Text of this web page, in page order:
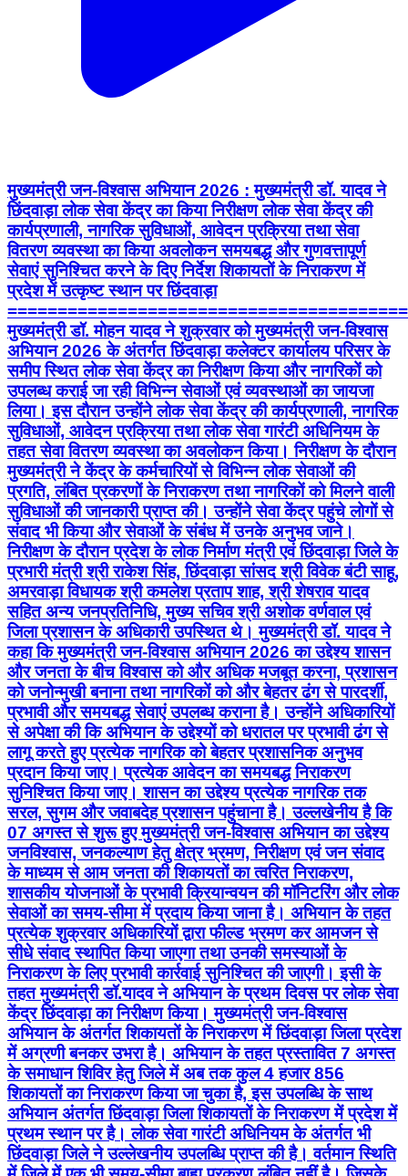
मुख्यमंत्री जन-विश्वास अभियान 2026 : मुख्यमंत्री डॉ. यादव ने
छिंदवाड़ा लोक सेवा केंद्र का किया निरीक्षण लोक सेवा केंद्र की
कार्यप्रणाली, नागरिक सुविधाओं, आवेदन प्रक्रिया तथा सेवा
वितरण व्यवस्था का किया अवलोकन समयबद्ध और गुणवत्तापूर्ण
सेवाएं सुनिश्चित करने के दिए निर्देश शिकायतों के निराकरण में
प्रदेश में उत्कृष्ट स्थान पर छिंदवाड़ा
मुख्यमंत्री डॉ. मोहन यादव ने शुक्रवार को मुख्यमंत्री जन-विश्वास
अभियान 2026 के अंतर्गत छिंदवाड़ा कलेक्टर कार्यालय परिसर के
समीप स्थित लोक सेवा केंद्र का निरीक्षण किया और नागरिकों को
उपलब्ध कराई जा रही विभिन्न सेवाओं एवं व्यवस्थाओं का जायजा
लिया। इस दौरान उन्होंने लोक सेवा केंद्र की कार्यप्रणाली, नागरिक
सुविधाओं, आवेदन प्रक्रिया तथा लोक सेवा गारंटी अधिनियम के
तहत सेवा वितरण व्यवस्था का अवलोकन किया। निरीक्षण के दौरान
मुख्यमंत्री ने केंद्र के कर्मचारियों से विभिन्न लोक सेवाओं की
प्रगति, लंबित प्रकरणों के निराकरण तथा नागरिकों को मिलने वाली
सुविधाओं की जानकारी प्राप्त की। उन्होंने सेवा केंद्र पहुंचे लोगों से
संवाद भी किया और सेवाओं के संबंध में उनके अनुभव जाने।
निरीक्षण के दौरान प्रदेश के लोक निर्माण मंत्री एवं छिंदवाड़ा जिले के
प्रभारी मंत्री श्री राकेश सिंह, छिंदवाड़ा सांसद श्री विवेक बंटी साहू,
अमरवाड़ा विधायक श्री कमलेश प्रताप शाह, श्री शेषराव यादव
सहित अन्य जनप्रतिनिधि, मुख्य सचिव श्री अशोक वर्णवाल एवं
जिला प्रशासन के अधिकारी उपस्थित थे। मुख्यमंत्री डॉ. यादव ने
कहा कि मुख्यमंत्री जन-विश्वास अभियान 2026 का उद्देश्य शासन
और जनता के बीच विश्वास को और अधिक मजबूत करना, प्रशासन
को जनोन्मुखी बनाना तथा नागरिकों को और बेहतर ढंग से पारदर्शी,
प्रभावी और समयबद्ध सेवाएं उपलब्ध कराना है। उन्होंने अधिकारियों
से अपेक्षा की कि अभियान के उद्देश्यों को धरातल पर प्रभावी ढंग से
लागू करते हुए प्रत्येक नागरिक को बेहतर प्रशासनिक अनुभव
प्रदान किया जाए। प्रत्येक आवेदन का समयबद्ध निराकरण
सुनिश्चित किया जाए। शासन का उद्देश्य प्रत्येक नागरिक तक
सरल, सुगम और जवाबदेह प्रशासन पहुंचाना है। उल्लखेनीय है कि
07 अगस्त से शुरू हुए मुख्यमंत्री जन-विश्वास अभियान का उद्देश्य
जनविश्वास, जनकल्याण हेतु क्षेत्र भ्रमण, निरीक्षण एवं जन संवाद
के माध्यम से आम जनता की शिकायतों का त्वरित निराकरण,
शासकीय योजनाओं के प्रभावी क्रियान्वयन की मॉनिटरिंग और लोक
सेवाओं का समय-सीमा में प्रदाय किया जाना है। अभियान के तहत
प्रत्येक शुक्रवार अधिकारियों द्वारा फील्ड भ्रमण कर आमजन से
सीधे संवाद स्थापित किया जाएगा तथा उनकी समस्याओं के
निराकरण के लिए प्रभावी कार्रवाई सुनिश्चित की जाएगी। इसी के
तहत मुख्यमंत्री डॉ.यादव ने अभियान के प्रथम दिवस पर लोक सेवा
केंद्र छिंदवाड़ा का निरीक्षण किया। मुख्यमंत्री जन-विश्वास
अभियान के अंतर्गत शिकायतों के निराकरण में छिंदवाड़ा जिला प्रदेश
में अग्रणी बनकर उभरा है। अभियान के तहत प्रस्तावित 7 अगस्त
के समाधान शिविर हेतु जिले में अब तक कुल 4 हजार 856
शिकायतों का निराकरण किया जा चुका है, इस उपलब्धि के साथ
अभियान अंतर्गत छिंदवाड़ा जिला शिकायतों के निराकरण में प्रदेश में
प्रथम स्थान पर है। लोक सेवा गारंटी अधिनियम के अंतर्गत भी
छिंदवाड़ा जिले ने उल्लेखनीय उपलब्धि प्राप्त की है। वर्तमान स्थिति